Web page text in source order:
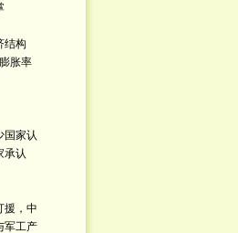
结构
胀率
国家认
承认
援，中
军工产